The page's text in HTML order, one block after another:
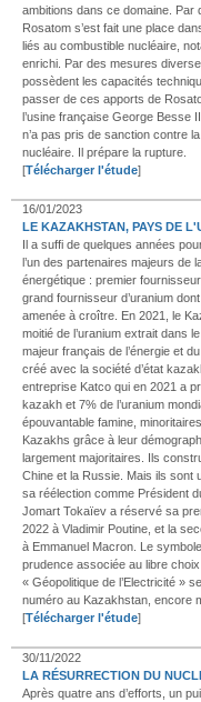
ambitions dans ce domaine. Par
Rosatom s’est fait une place
liés au combustible nucléaire,
enrichi. Par des mesures
possèdent les capacités
passer de ces apports de
l’usine française George Besse
n’a pas pris de sanction contre
nucléaire. Il prépare la rupture.
[Télécharger l'étude]
16/01/2023
LE KAZAKHSTAN, PAYS DE
Il a suffi de quelques années
l’un des partenaires majeurs de
énergétique : premier
grand fournisseur d’uranium
amenée à croître. En 2021, le
moitié de l’uranium extrait dans
majeur français de l’énergie et
créé avec la société d’état
entreprise Katco qui en 2021 a
kazakh et 7% de l’uranium
épouvantable famine,
Kazakhs grâce à leur
largement majoritaires. Ils
Chine et la Russie. Mais ils sont
sa réélection comme Président
Jomart Tokaïev a réservé sa
2022 à Vladimir Poutine, et la
à Emmanuel Macron. Le
prudence associée au libre
« Géopolitique de l’Electricité »
numéro au Kazakhstan, encore
[Télécharger l'étude]
30/11/2022
LA RÉSURRECTION DU
Après quatre ans d’efforts, un